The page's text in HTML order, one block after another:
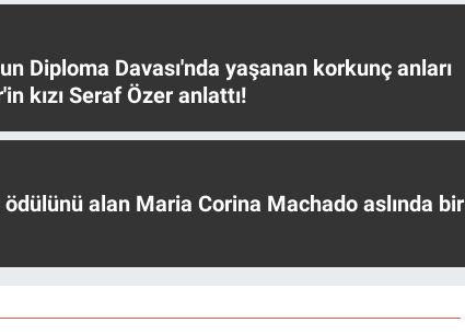
Diploma Davası'nda yaşanan korkunç anları
kızı Seraf Özer anlattı!
ödülünü alan Maria Corina Machado aslında bir